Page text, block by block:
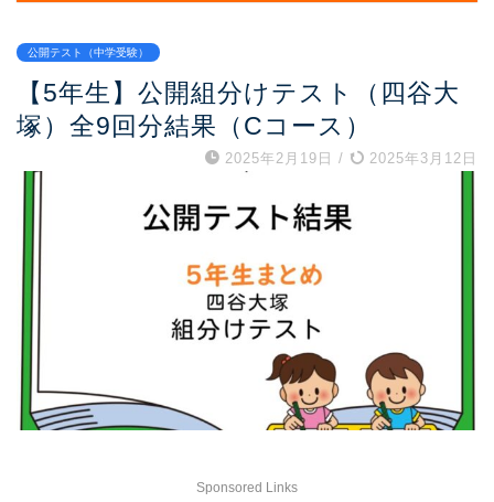
公開テスト（中学受験）
【5年生】公開組分けテスト（四谷大
塚）全9回分結果（Cコース）
2025年2月19日 / 2025年3月12日
Sponsored Links